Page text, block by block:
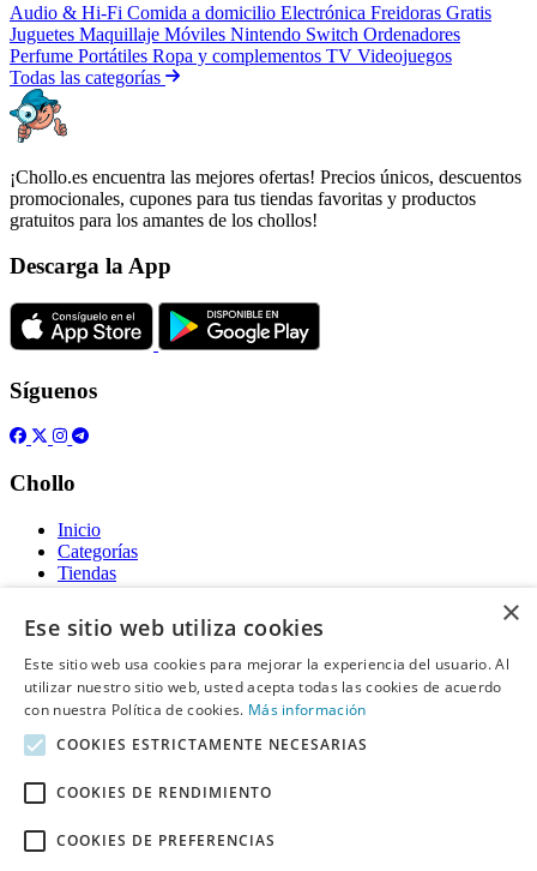
Audio & Hi-Fi Comida a domicilio Electrónica Freidoras Gratis
Juguetes Maquillaje Móviles Nintendo Switch Ordenadores
Perfume Portátiles Ropa y complementos TV Videojuegos
Todas las categorías
¡Chollo.es encuentra las mejores ofertas! Precios únicos, descuentos
promocionales, cupones para tus tiendas favoritas y productos
gratuitos para los amantes de los chollos!
Descarga la App
Síguenos
Chollo
Inicio
Categorías
Tiendas
Gratis
Acerca de
Sobre nosotros
Contacto
Información legal
Declaración de cookies
×
Ese sitio web utiliza cookies
Este sitio web usa cookies para mejorar la experiencia del usuario. Al
utilizar nuestro sitio web, usted acepta todas las cookies de acuerdo
con nuestra Política de cookies. Más información
COOKIES ESTRICTAMENTE NECESARIAS
COOKIES DE RENDIMIENTO
COOKIES DE PREFERENCIAS